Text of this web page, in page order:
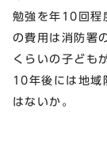
勉強を年10回程
の費用は消防署
くらいの子ども
10年後には地域
はないか。